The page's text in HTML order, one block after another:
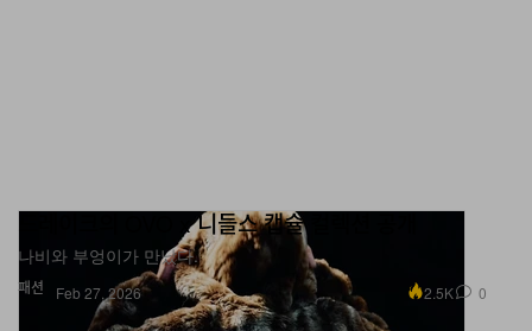
패션
드레이크의 OVO x 니들스 캡슐 컬렉션 공개
나비와 부엉이가 만났다.
Feb 27, 2026 2.5K 0